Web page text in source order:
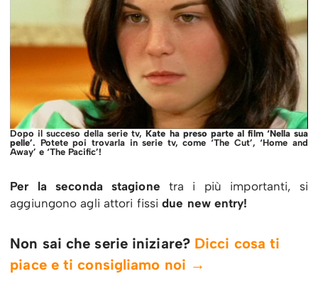
Dopo il succeso della serie tv,Kate ha preso parte al film ‘Nella sua
pelle’. Potete poi trovarla in serie tv, come ‘The Cut’, ‘Home and
Away’ e ‘The Pacific’!
Per la seconda stagione tra i più importanti, si
aggiungono agli attori fissi due new entry!
Non sai che serie iniziare? Dicci cosa ti
piace e ti consigliamo noi →